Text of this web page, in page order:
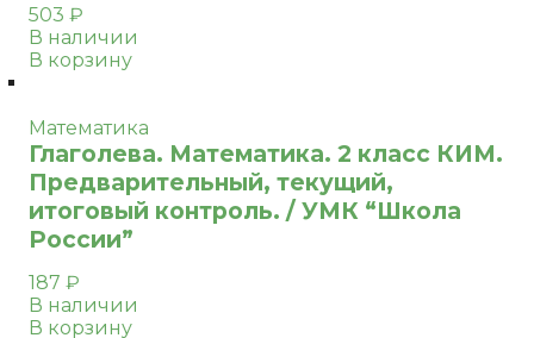
503 ₽
В наличии
В корзину
Математика
Глаголева. Математика. 2 класс КИМ.
Предварительный, текущий,
итоговый контроль. / УМК “Школа
России”
187 ₽
В наличии
В корзину